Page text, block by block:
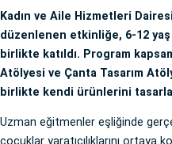
Kadın ve Aile Hizmetleri
düzenlenen etkinliğe, 6-12
birlikte katıldı. Program
Atölyesi ve Çanta Tasarım
birlikte kendi ürünlerini
Uzman eğitmenler eşliğinde